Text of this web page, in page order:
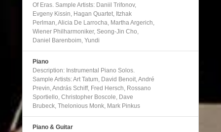
Of Eras. Sample Artists: Daniil Trifonov,
Evgeny Kissin, Hagan Quartet, Itzhak
Perlman, Alicia De Larrocha, Martha Argerich,
Wiener Philharmoniker, Seong-Jin Cho,
Daniel Barenboim, Yundi
Piano
Description: Instrumental Piano Solos.
Sample Artists: Art Tatum, David Benoit, André
Previn, András Schiff, Fred Hersch, Rossano
Sportiello, Christopher Boscole, Dave
Brubeck, Thelonious Monk, Mark Pinkus
Piano & Guitar